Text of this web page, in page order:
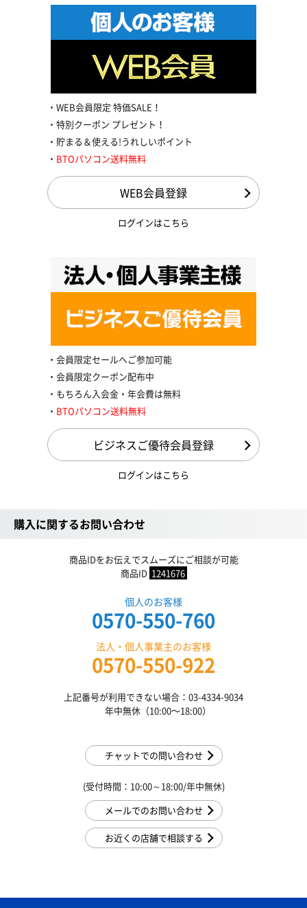
WEB会員限定 特価SALE！
特別クーポン プレゼント！
貯まる＆使える!うれしいポイント
BTOパソコン送料無料
WEB会員登録
ログインはこちら
会員限定セールへご参加可能
会員限定クーポン配布中
もちろん入会金・年会費は無料
BTOパソコン送料無料
ビジネスご優待会員登録
ログインはこちら
購入に関するお問い合わせ
商品IDをお伝えでスムーズにご相談が可能
商品ID 1241676
個人のお客様
0570-550-760
法人・個人事業主のお客様
0570-550-922
上記番号が利用できない場合：03-4334-9034
年中無休（10:00〜18:00）
チャットでの問い合わせ
(受付時間：10:00～18:00/年中無休)
メールでのお問い合わせ
お近くの店舗で相談する